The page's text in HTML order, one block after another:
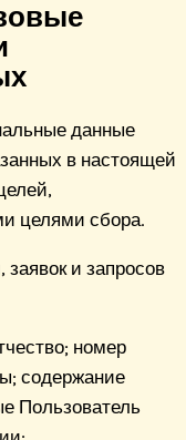
данные
в настоящей
целями сбора.
и запросов
номер
содержание
Пользователь